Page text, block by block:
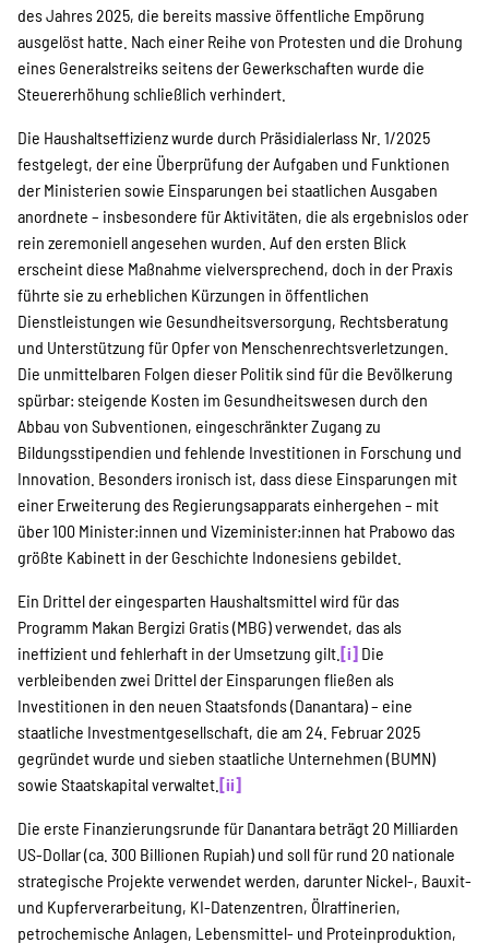
des Jahres 2025, die bereits massive öffentliche Empörung
ausgelöst hatte. Nach einer Reihe von Protesten und die Drohung
eines Generalstreiks seitens der Gewerkschaften wurde die
Steuererhöhung schließlich verhindert.
Die Haushaltseffizienz wurde durch Präsidialerlass Nr. 1/2025
festgelegt, der eine Überprüfung der Aufgaben und Funktionen
der Ministerien sowie Einsparungen bei staatlichen Ausgaben
anordnete – insbesondere für Aktivitäten, die als ergebnislos oder
rein zeremoniell angesehen wurden. Auf den ersten Blick
erscheint diese Maßnahme vielversprechend, doch in der Praxis
führte sie zu erheblichen Kürzungen in öffentlichen
Dienstleistungen wie Gesundheitsversorgung, Rechtsberatung
und Unterstützung für Opfer von Menschenrechtsverletzungen.
Die unmittelbaren Folgen dieser Politik sind für die Bevölkerung
spürbar: steigende Kosten im Gesundheitswesen durch den
Abbau von Subventionen, eingeschränkter Zugang zu
Bildungsstipendien und fehlende Investitionen in Forschung und
Innovation. Besonders ironisch ist, dass diese Einsparungen mit
einer Erweiterung des Regierungsapparats einhergehen – mit
über 100 Minister:innen und Vizeminister:innen hat Prabowo das
größte Kabinett in der Geschichte Indonesiens gebildet.
Ein Drittel der eingesparten Haushaltsmittel wird für das
Programm Makan Bergizi Gratis (MBG) verwendet, das als
ineffizient und fehlerhaft in der Umsetzung gilt. [i] Die
verbleibenden zwei Drittel der Einsparungen fließen als
Investitionen in den neuen Staatsfonds (Danantara) – eine
staatliche Investmentgesellschaft, die am 24. Februar 2025
gegründet wurde und sieben staatliche Unternehmen (BUMN)
sowie Staatskapital verwaltet. [ii]
Die erste Finanzierungsrunde für Danantara beträgt 20 Milliarden
US-Dollar (ca. 300 Billionen Rupiah) und soll für rund 20 nationale
strategische Projekte verwendet werden, darunter Nickel-, Bauxit-
und Kupferverarbeitung, KI-Datenzentren, Ölraffinerien,
petrochemische Anlagen, Lebensmittel- und Proteinproduktion,